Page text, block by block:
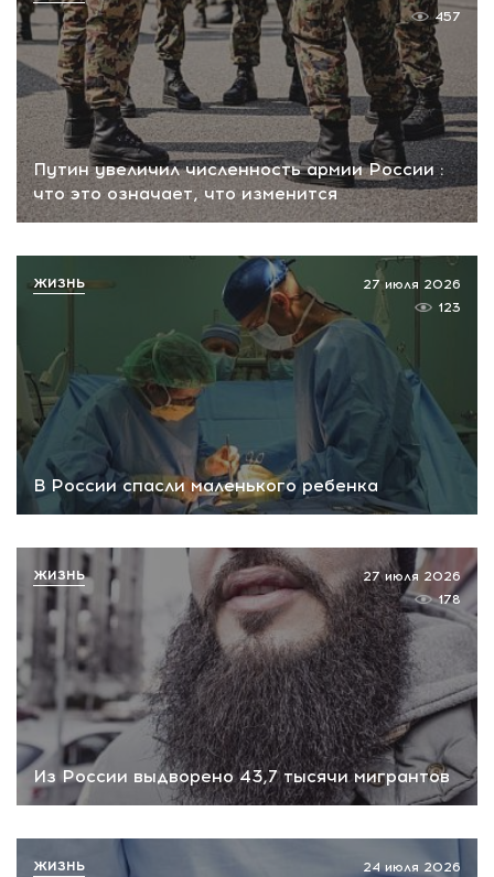
Путин увеличил численность армии России :
что это означает, что изменится
457
В России спасли маленького ребенка
27 июля 2026
123
ЖИЗНЬ
Из России выдворено 43,7 тысячи мигрантов
27 июля 2026
178
ЖИЗНЬ
24 июля 2026
ЖИЗНЬ